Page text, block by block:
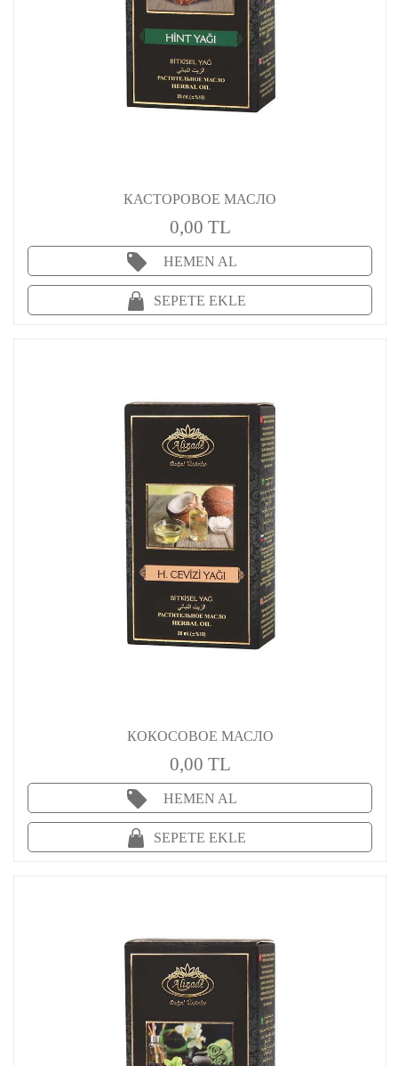
КАСТОРОВОЕ МАСЛО
0,00 TL
HEMEN AL
SEPETE EKLE
КОКОСОВОЕ МАСЛО
0,00 TL
HEMEN AL
SEPETE EKLE